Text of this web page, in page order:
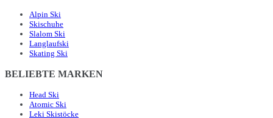
Alpin Ski
Skischuhe
Slalom Ski
Langlaufski
Skating Ski
BELIEBTE MARKEN
Head Ski
Atomic Ski
Leki Skistöcke